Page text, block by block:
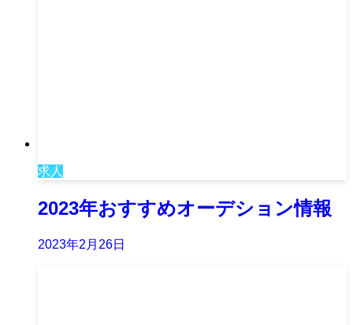
求人
2023年おすすめオーデション情報
2023年2月26日